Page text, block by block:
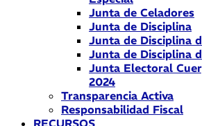
Junta de Celadores
Junta de Disciplina
Junta de Disciplina
Junta de Disciplina
Junta Electoral
2024
Transparencia Activa
Responsabilidad Fiscal
RECURSOS